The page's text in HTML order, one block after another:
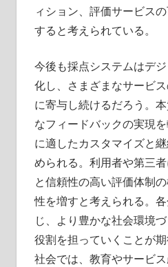
ィション、評価サービス
すると考えられている。
今後も採点システムはデ
化し、さまざまなサービ
に寄与し続けるだろう。
なフィードバックの実現
に適したカスタマイズと
められる。利用者や第三
と信頼性の高い評価体制
性を増すと考えられる。
じ、より豊かな社会環境
役割を担っていくことが
社会では、教育やサービ